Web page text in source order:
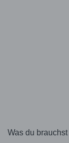
Was du brauchst